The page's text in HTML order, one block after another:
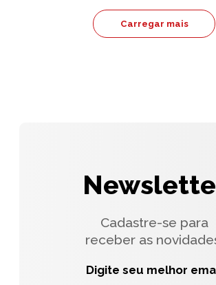
Carregar mais
Cadastre-se para
receber as
Digite seu melhor